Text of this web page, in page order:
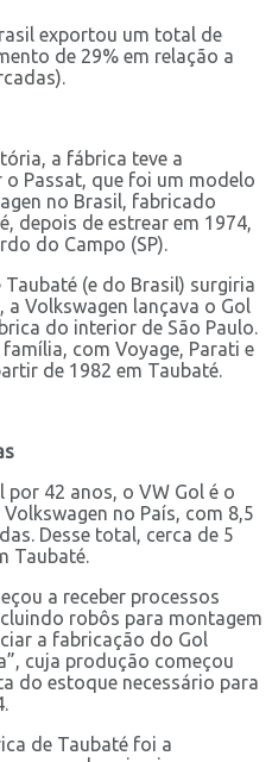
exportou um total de
de 29% em relação a
a fábrica teve a
Passat, que foi um modelo
no Brasil, fabricado
depois de estrear em 1974,
do Campo (SP).
(e do Brasil) surgiria
a Volkswagen lançava o Gol
do interior de São Paulo.
com Voyage, Parati e
de 1982 em Taubaté.
por 42 anos, o VW Gol é o
no País, com 8,5
Desse total, cerca de 5
Taubaté.
a receber processos
robôs para montagem
a fabricação do Gol
cuja produção começou
do estoque necessário para
de Taubaté foi a